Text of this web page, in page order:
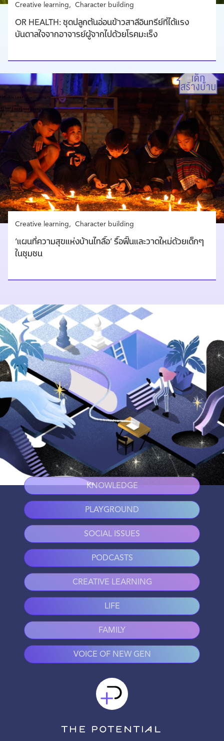
Creative learning Character building
OR HEALTH: ชุดปลูกต้นอ่อนข้าวสาลีอินทรีย์ที่ได้แรง
บันดาลใจจากอาจารย์ผู้จากไปด้วยโรคมะเร็ง
Creative learning Character building
‘แผนที่ความสุขแห่งบ้านไทลื้อ’ รื้อฟื้นและวาดใหม่ด้วยเด็กๆ
ในชุมชน
KNOWLEDGE
PLAYGROUND
SOCIAL ISSUES
PODCASTS
CREATIVE LEARNING
LIFE
FAMILY
VOICE OF NEW GEN